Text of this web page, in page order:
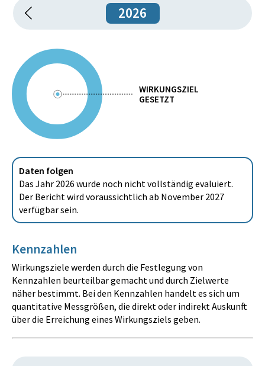
2026
WIRKUNGSZIEL
GESETZT
Daten folgen
Das Jahr 2026 wurde noch nicht vollständig evaluiert.
Der Bericht wird voraussichtlich ab November 2027
verfügbar sein.
Kennzahlen
Wirkungsziele werden durch die Festlegung von
Kennzahlen beurteilbar gemacht und durch Zielwerte
näher bestimmt. Bei den Kennzahlen handelt es sich um
quantitative Messgrößen, die direkt oder indirekt Auskunft
über die Erreichung eines Wirkungsziels geben.